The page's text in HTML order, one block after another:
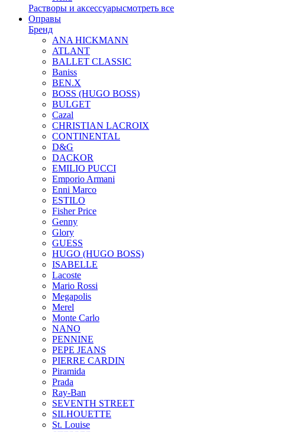
Растворы и аксессуарысмотреть все
Оправы
Бренд
ANA HICKMANN
ATLANT
BALLET CLASSIC
Baniss
BEN.X
BOSS (HUGO BOSS)
BULGET
Cazal
CHRISTIAN LACROIX
CONTINENTAL
D&G
DACKOR
EMILIO PUCCI
Emporio Armani
Enni Marco
ESTILO
Fisher Price
Genny
Glory
GUESS
HUGO (HUGO BOSS)
ISABELLE
Lacoste
Mario Rossi
Megapolis
Merel
Monte Carlo
NANO
PENNINE
PEPE JEANS
PIERRE CARDIN
Piramida
Prada
Ray-Ban
SEVENTH STREET
SILHOUETTE
St. Louise